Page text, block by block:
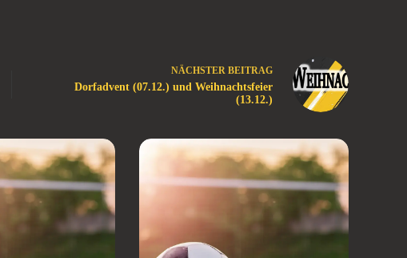
NÄCHSTER BEITRAG
Dorfadvent (07.12.) und Weihnachtsfeier
(13.12.)